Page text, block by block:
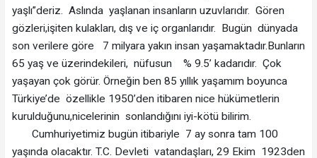
yaşlı”deriz. Aslında yaşlanan insanların uzuvlarıdır. Gören
gözleri,işiten kulakları, dış ve iç organlarıdır. Bugün dünyada
son verilere göre 7 milyara yakın insan yaşamaktadır.Bunların
65 yaş ve üzerindekileri, nüfusun % 9.5’ kadarıdır. Çok
yaşayan çok görür. Örneğin ben 85 yıllık yaşamım boyunca
Türkiye’de özellikle 1950’den itibaren nice hükümetlerin
kurulduğunu,nicelerinin sonlandığını iyi-kötü bilirim.
Cumhuriyetimiz bugün itibariyle 7 ay sonra tam 100
yaşında olacaktır. T.C. Devleti vatandaşları, 29 Ekim 1923den